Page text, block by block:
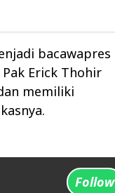
bacawapres
Erick Thohir
memiliki
Follow